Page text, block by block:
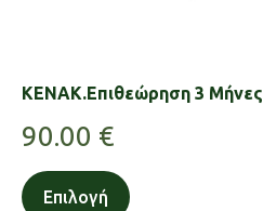
KENAK.Επιθεώρηση 3 Μήνες
90.00 €
Επιλογή